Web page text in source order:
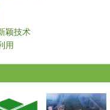
颖技术
用